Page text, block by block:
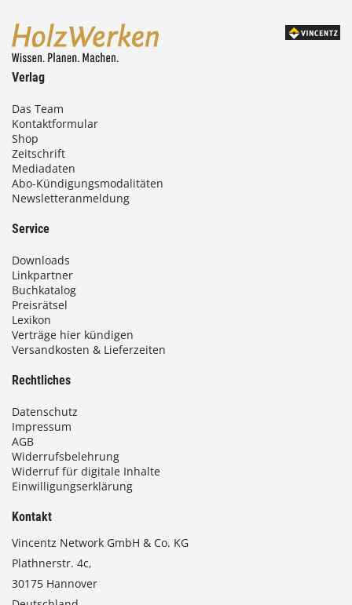
0
€
Verlag
Das Team
Kontaktformular
Shop
Zeitschrift
Mediadaten
Abo-Kündigungsmodalitäten
Newsletteranmeldung
Service
Downloads
Linkpartner
Buchkatalog
Preisrätsel
Lexikon
Verträge hier kündigen
Versandkosten & Lieferzeiten
Rechtliches
Datenschutz
Impressum
AGB
Widerrufsbelehrung
Widerruf für digitale Inhalte
Einwilligungserklärung
Kontakt
Vincentz Network GmbH & Co. KG
Plathnerstr. 4c,
30175 Hannover